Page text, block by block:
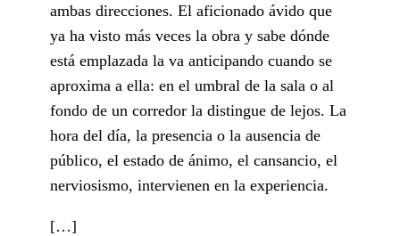
ambas direcciones. El aficionado ávido que
ya ha visto más veces la obra y sabe dónde
está emplazada la va anticipando cuando se
aproxima a ella: en el umbral de la sala o al
fondo de un corredor la distingue de lejos. La
hora del día, la presencia o la ausencia de
público, el estado de ánimo, el cansancio, el
nerviosismo, intervienen en la experiencia.
[…]